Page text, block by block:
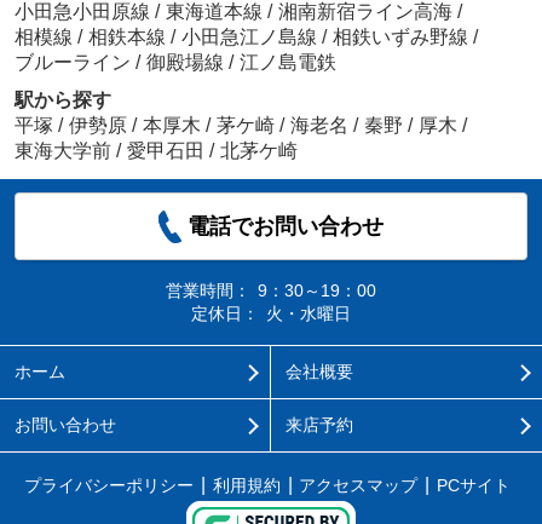
小田急小田原線 / 東海道本線 / 湘南新宿ライン高海 /
相模線 / 相鉄本線 / 小田急江ノ島線 / 相鉄いずみ野線 /
ブルーライン / 御殿場線 / 江ノ島電鉄
駅から探す
平塚 / 伊勢原 / 本厚木 / 茅ケ崎 / 海老名 / 秦野 / 厚木 /
東海大学前 / 愛甲石田 / 北茅ケ崎
電話でお問い合わせ
営業時間：
9：30～19：00
定休日：
火・水曜日
ホーム 会社概要
お問い合わせ 来店予約
プライバシーポリシー 利用規約 アクセスマップ PCサイト